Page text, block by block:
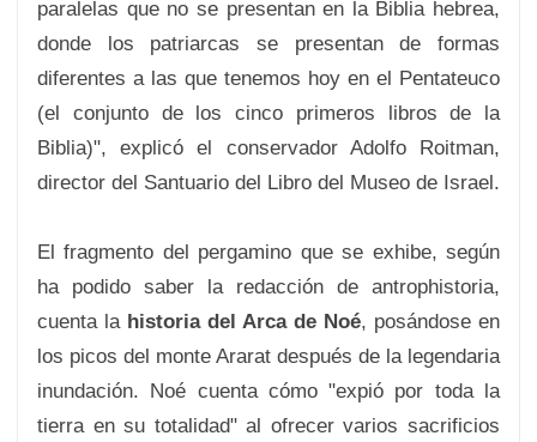
paralelas que no se presentan en la Biblia hebrea,
donde los patriarcas se presentan de formas
diferentes a las que tenemos hoy en el Pentateuco
(el conjunto de los cinco primeros libros de la
Biblia)", explicó el conservador Adolfo Roitman,
director del Santuario del Libro del Museo de Israel.
El fragmento del pergamino que se exhibe, según
ha podido saber la redacción de antrophistoria,
cuenta la historia del Arca de Noé, posándose en
los picos del monte Ararat después de la legendaria
inundación. Noé cuenta cómo "expió por toda la
tierra en su totalidad" al ofrecer varios sacrificios